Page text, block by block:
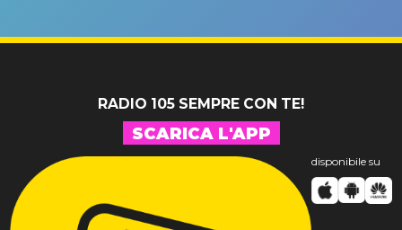
RADIO 105 SEMPRE CON TE!
SCARICA L'APP
disponibile su